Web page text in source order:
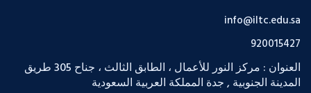
info@iltc.edu.sa
920015427
العنوان : مركز النور للأعمال ، الطابق الثالث ، جناح 305 طريق
المدينة الجنوبية , جدة المملكة العربية السعودية